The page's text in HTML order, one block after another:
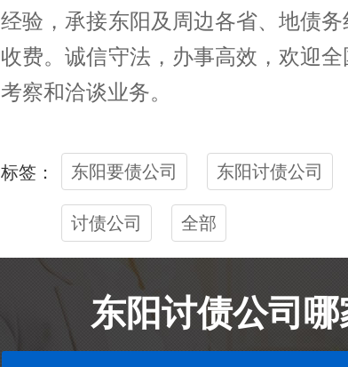
经验，承接东阳及周边各省、地债
收费。诚信守法，办事高效，欢迎
考察和洽谈业务。
标签： 东阳要债公司 东阳讨债公司
讨债公司 全部
东阳讨债公司哪